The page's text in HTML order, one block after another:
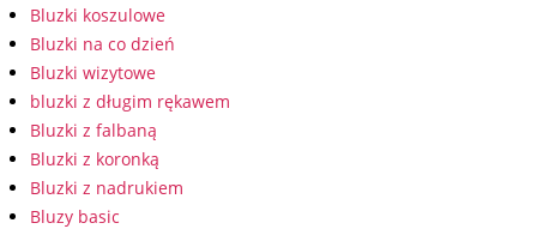
Bluzki koszulowe
Bluzki na co dzień
Bluzki wizytowe
bluzki z długim rękawem
Bluzki z falbaną
Bluzki z koronką
Bluzki z nadrukiem
Bluzy basic